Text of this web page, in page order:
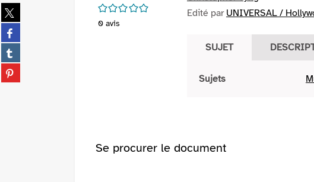
Partager
sur
twitter
(Nouvelle
fenêtre)
Partager
sur
facebook
(Nouvelle
fenêtre)
Partager
sur
tumblr
Partager
sur
/5
0 avis
Edité par UNIVERSAL /
SUJET
Sujets
Se procurer le document